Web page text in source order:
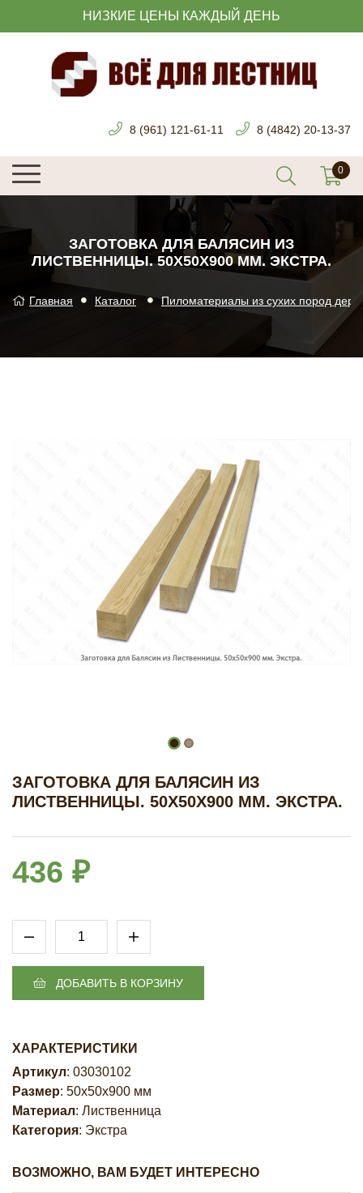
НИЗКИЕ ЦЕНЫ КАЖДЫЙ ДЕНЬ
8 (961) 121-61-11 8 (4842) 20-13-37
ЗАГОТОВКА ДЛЯ БАЛЯСИН ИЗ
ЛИСТВЕННИЦЫ. 50Х50Х900 ММ. ЭКСТРА.
Главная Каталог Пиломатериалы из сухих пород
ЗАГОТОВКА ДЛЯ БАЛЯСИН ИЗ
ЛИСТВЕННИЦЫ. 50Х50Х900 ММ. ЭКСТРА.
436 ₽
ДОБАВИТЬ В КОРЗИНУ
ХАРАКТЕРИСТИКИ
Артикул: 03030102
Размер: 50х50х900 мм
Материал: Лиственница
Категория: Экстра
ВОЗМОЖНО, ВАМ БУДЕТ ИНТЕРЕСНО